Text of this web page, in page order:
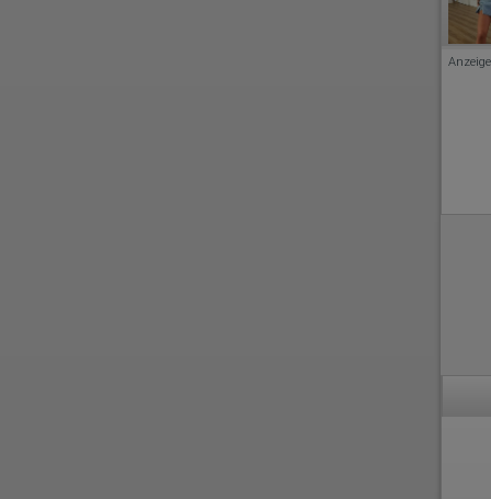
Anzeige